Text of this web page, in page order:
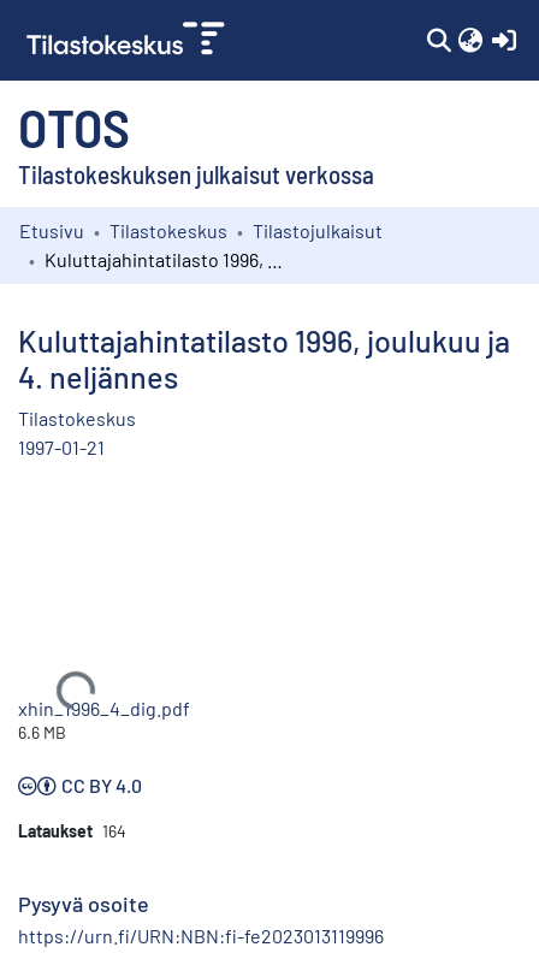
OTOS
Tilastokeskuksen julkaisut verkossa
Kokoelmat
Etusivu Tilastokeskus
Tilastojulkaisut
Kuluttajahintatilasto 1996, joulukuu ja
4. neljännes
Tilastokeskus
1997-01-21
Ladataan...
xhin_1996_4_dig.pdf
6.6 MB
CC BY 4.0
Lataukset 164
Pysyvä osoite
https://urn.fi/URN:NBN:fi-fe2023013119996